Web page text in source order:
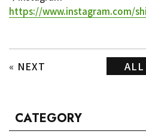
https://www.instagram.com/
« NEXT ALL
CATEGORY